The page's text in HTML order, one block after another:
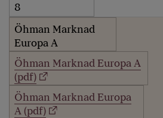
8
Öhman Marknad
Europa A
Öhman Marknad Europa A
(pdf)
Öhman Marknad Europa
A (pdf)